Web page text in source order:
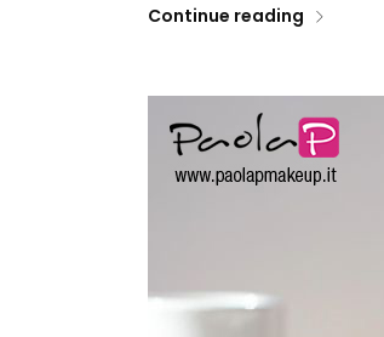
Continue reading